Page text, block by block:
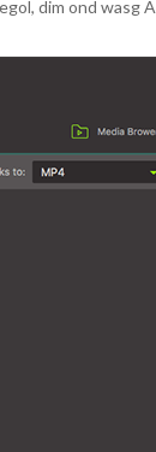
dim ond wasg